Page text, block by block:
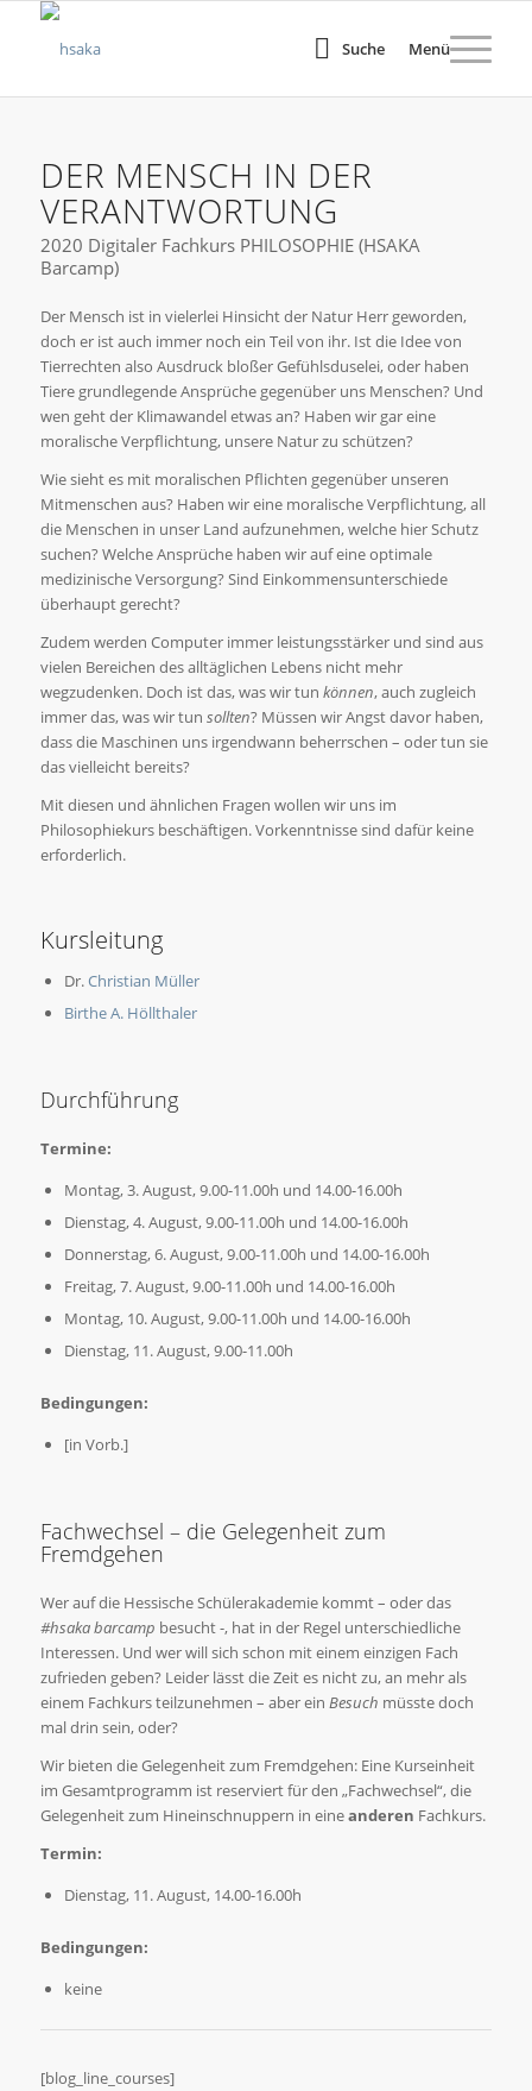
Suche Menü
DER MENSCH IN DER
VERANTWORTUNG
2020 Digitaler Fachkurs PHILOSOPHIE (HSAKA
Barcamp)
Der Mensch ist in vielerlei Hinsicht der Natur Herr geworden,
doch er ist auch immer noch ein Teil von ihr. Ist die Idee von
Tierrechten also Ausdruck bloßer Gefühlsduselei, oder haben
Tiere grundlegende Ansprüche gegenüber uns Menschen? Und
wen geht der Klimawandel etwas an? Haben wir gar eine
moralische Verpflichtung, unsere Natur zu schützen?
Wie sieht es mit moralischen Pflichten gegenüber unseren
Mitmenschen aus? Haben wir eine moralische Verpflichtung, all
die Menschen in unser Land aufzunehmen, welche hier Schutz
suchen? Welche Ansprüche haben wir auf eine optimale
medizinische Versorgung? Sind Einkommensunterschiede
überhaupt gerecht?
Zudem werden Computer immer leistungsstärker und sind aus
vielen Bereichen des alltäglichen Lebens nicht mehr
wegzudenken. Doch ist das, was wir tun können, auch zugleich
immer das, was wir tun sollten? Müssen wir Angst davor haben,
dass die Maschinen uns irgendwann beherrschen – oder tun sie
das vielleicht bereits?
Mit diesen und ähnlichen Fragen wollen wir uns im
Philosophiekurs beschäftigen. Vorkenntnisse sind dafür keine
erforderlich.
Kursleitung
Dr.Christian Müller
Birthe A. Höllthaler
Durchführung
Termine:
Montag, 3. August, 9.00-11.00h und 14.00-16.00h
Dienstag, 4. August, 9.00-11.00h und 14.00-16.00h
Donnerstag, 6. August, 9.00-11.00h und 14.00-16.00h
Freitag, 7. August, 9.00-11.00h und 14.00-16.00h
Montag, 10. August, 9.00-11.00h und 14.00-16.00h
Dienstag, 11. August, 9.00-11.00h
Bedingungen:
[in Vorb.]
Fachwechsel – die Gelegenheit zum
Fremdgehen
Wer auf die Hessische Schülerakademie kommt – oder das
#hsaka barcamp besucht -, hat in der Regel unterschiedliche
Interessen. Und wer will sich schon mit einem einzigen Fach
zufrieden geben? Leider lässt die Zeit es nicht zu, an mehr als
einem Fachkurs teilzunehmen – aber ein Besuch müsste doch
mal drin sein, oder?
Wir bieten die Gelegenheit zum Fremdgehen: Eine Kurseinheit
im Gesamtprogramm ist reserviert für den „Fachwechsel“, die
Gelegenheit zum Hineinschnuppern in eineanderen Fachkurs.
Termin:
Dienstag, 11. August, 14.00-16.00h
Bedingungen:
keine
[blog_line_courses]